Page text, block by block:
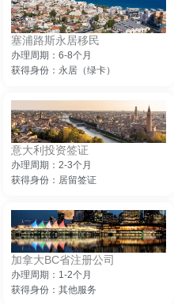
塞浦路斯永居移民
办理周期：6-8个月
获得身份：永居（绿卡）
意大利投资签证
办理周期：2-3个月
获得身份：居留签证
加拿大BC省注册公司
办理周期：1-2个月
获得身份：其他服务